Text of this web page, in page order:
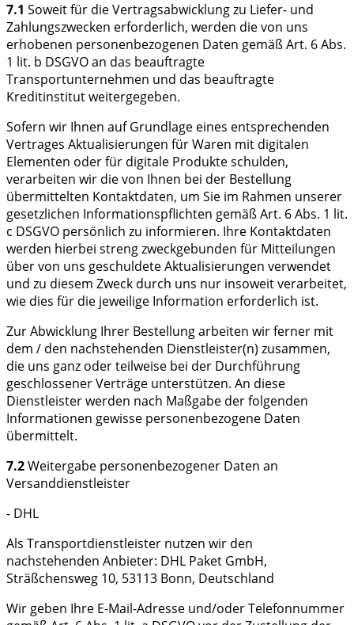
7.1 Soweit für die Vertragsabwicklung zu Liefer- und
Zahlungszwecken erforderlich, werden die von uns
erhobenen personenbezogenen Daten gemäß Art. 6 Abs.
1 lit. b DSGVO an das beauftragte
Transportunternehmen und das beauftragte
Kreditinstitut weitergegeben.
Sofern wir Ihnen auf Grundlage eines entsprechenden
Vertrages Aktualisierungen für Waren mit digitalen
Elementen oder für digitale Produkte schulden,
verarbeiten wir die von Ihnen bei der Bestellung
übermittelten Kontaktdaten, um Sie im Rahmen unserer
gesetzlichen Informationspflichten gemäß Art. 6 Abs. 1 lit.
c DSGVO persönlich zu informieren. Ihre Kontaktdaten
werden hierbei streng zweckgebunden für Mitteilungen
über von uns geschuldete Aktualisierungen verwendet
und zu diesem Zweck durch uns nur insoweit verarbeitet,
wie dies für die jeweilige Information erforderlich ist.
Zur Abwicklung Ihrer Bestellung arbeiten wir ferner mit
dem / den nachstehenden Dienstleister(n) zusammen,
die uns ganz oder teilweise bei der Durchführung
geschlossener Verträge unterstützen. An diese
Dienstleister werden nach Maßgabe der folgenden
Informationen gewisse personenbezogene Daten
übermittelt.
7.2Weitergabe personenbezogener Daten an
Versanddienstleister
- DHL
Als Transportdienstleister nutzen wir den
nachstehenden Anbieter: DHL Paket GmbH,
Sträßchensweg 10, 53113 Bonn, Deutschland
Wir geben Ihre E-Mail-Adresse und/oder Telefonnummer